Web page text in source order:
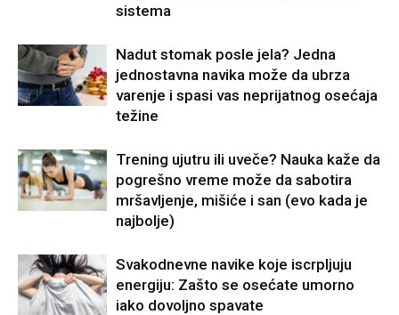
sistema
Nadut stomak posle jela? Jedna
jednostavna navika može da ubrza
varenje i spasi vas neprijatnog osećaja
težine
Trening ujutru ili uveče? Nauka kaže da
pogrešno vreme može da sabotira
mršavljenje, mišiće i san (evo kada je
najbolje)
Svakodnevne navike koje iscrpljuju
energiju: Zašto se osećate umorno
iako dovoljno spavate